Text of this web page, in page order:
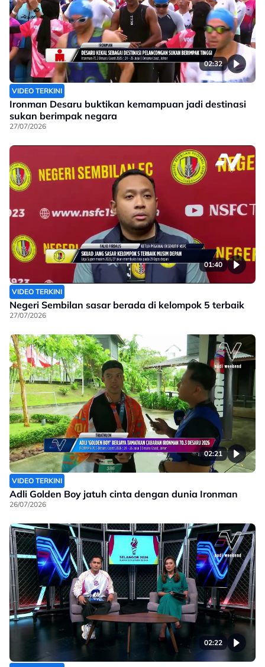
02:32
VIDEO TERKINI
Ironman Desaru buktikan kemampuan jadi destinasi
sukan berimpak negara
27/07/2026
01:40
VIDEO TERKINI
Negeri Sembilan sasar berada di kelompok 5 terbaik
27/07/2026
02:21
VIDEO TERKINI
Adli Golden Boy jatuh cinta dengan dunia Ironman
26/07/2026
02:22